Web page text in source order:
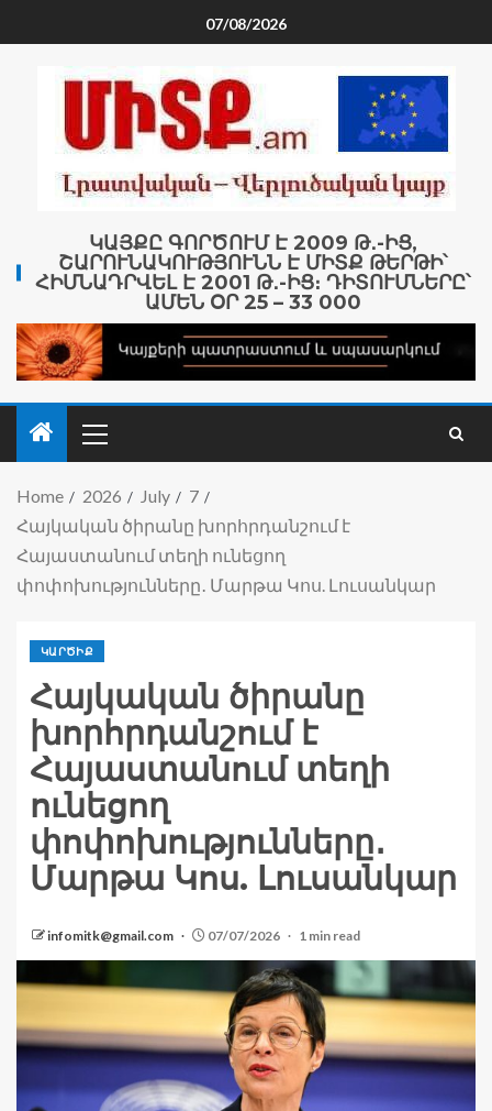
07/08/2026
ԿԱՅՔԸ ԳՈՐԾՈՒՄ Է 2009 Թ․-ԻՑ,
ՇԱՐՈՒՆԱԿՈՒԹՅՈՒՆՆ Է ՄԻՏՔ ԹԵՐԹԻ՝
ՀԻՄՆԱԴՐՎԵԼ Է 2001 Թ․-ԻՑ։ ԴԻՏՈՒՄՆԵՐԸ՝
ԱՄԵՆ ՕՐ 25 – 33 000
Home 2026 July
7
Հայկական ծիրանը խորհրդանշում է
Հայաստանում տեղի ունեցող
փոփոխությունները․ Մարթա Կոս. Լուսանկար
ԿԱՐԾԻՔ
Հայկական ծիրանը
խորհրդանշում է
Հայաստանում տեղի
ունեցող
փոփոխությունները․
Մարթա Կոս. Լուսանկար
infomitk@gmail.com 07/07/2026 1 min read